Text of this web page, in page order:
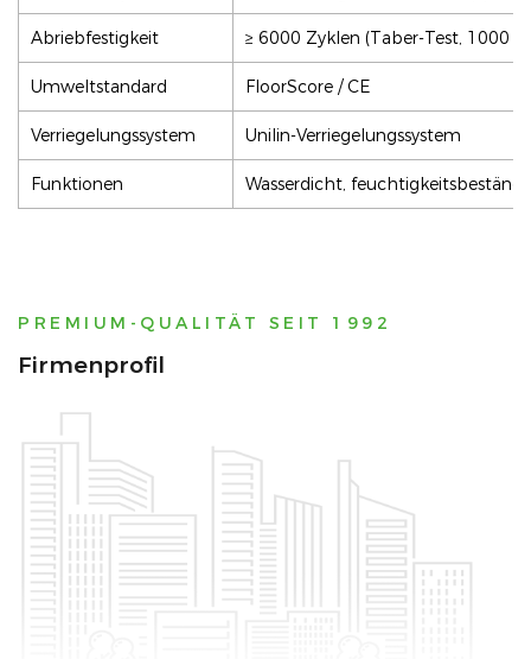
Abriebfestigkeit ≥ 6000 Zyklen (Taber-Test, 1000
Umweltstandard FloorScore / CE
Verriegelungssystem Unilin-Verriegelungssystem
Funktionen Wasserdicht,
PREMIUM-QUALITÄT SEIT 1992
Firmenprofil